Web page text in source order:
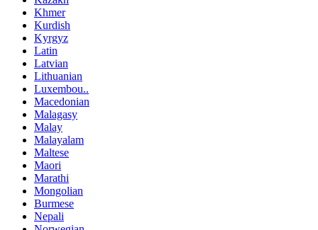
Khmer
Kurdish
Kyrgyz
Latin
Latvian
Lithuanian
Luxembou..
Macedonian
Malagasy
Malay
Malayalam
Maltese
Maori
Marathi
Mongolian
Burmese
Nepali